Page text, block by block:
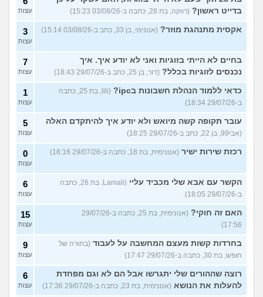
בדייט ראשון? (רווקה, בת 28, כתבה ב-03/08/26 15:23) עצות
אקסית מתנהגת מוזר? (אנונימי, בן 33, כתב ב-03/08/26 15:14) 3
עצות
בחיים לא הייתי בזוגיות ואני לא יודע איך. איך
נכנסים לזוגיות בכלל? (דור, בן 25, כתב ב-29/07/26 18:43)
7
עצות
כדאי ללמוד הנהלת חשבונות בipc?
(lili, בת 25, כתבה
ב-29/07/26 18:34)
1
עצות
עובר תקופה קשה מיואש ולא יודע איך להיתקדם האלה
(אבי99, בן 22, כתב ב-29/07/26 18:25)
5
עצות
רכזת שירות ישיר (אנונימית, בת 18, כתבה ב-29/07/26 18:16) 0
עצות
הקשר עם אבא שלי מכביד עליי
(Lamali, בת 26, כתבה
ב-29/07/26 18:05)
6
עצות
האם זה חוקי?
(אנונימית, בת 25, כתבה ב-29/07/26
17:56)
15
עצות
בחרדות קשות מעצם המחשבה על לעבוד (בחורה של
חופש, בת 30, כתבה ב-29/07/26 17:47)
9
עצות
רוצה שההורים שלי יתגרשו אבל הם לא וגם מפחדת
להעלות את הנושא (אנונימית, בת 23, כתבה ב-29/07/26 17:36)
6
עצות